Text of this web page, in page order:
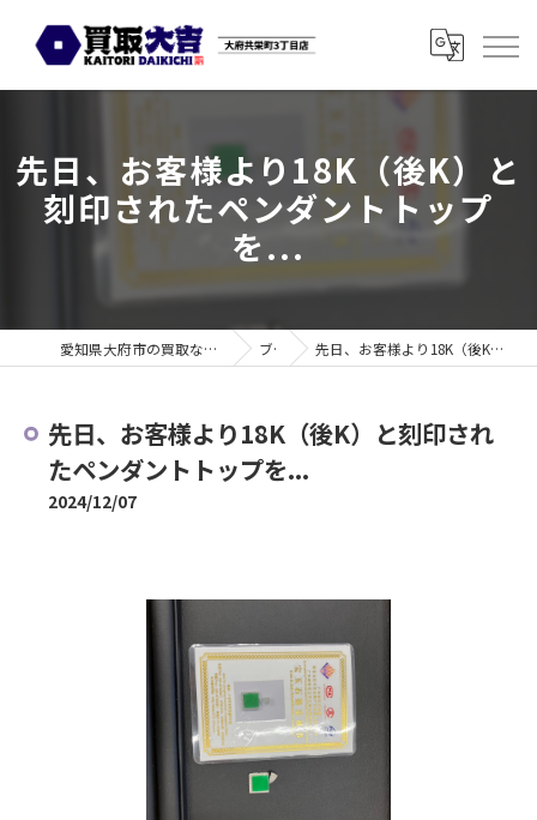
先日、お客様より18K（後K）と
刻印されたペンダントトップ
を...
愛知県大府市の買取なら買取大吉 大府共栄町3丁目店 ブログ 先日、お客様より18K（後K）と刻印されたペンダントトップを...
先日、お客様より18K（後K）と刻印され
たペンダントトップを...
2024/12/07